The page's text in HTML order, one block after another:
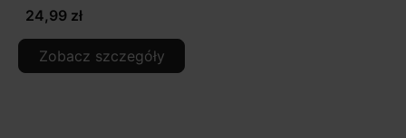
24,99 zł
Zobacz szczegóły